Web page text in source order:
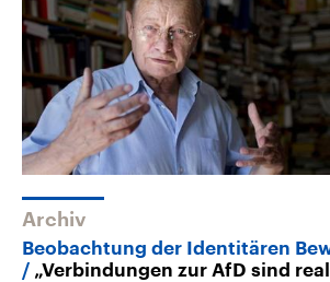
Archiv
Beobachtung der Identitären
„Verbindungen zur AfD sind